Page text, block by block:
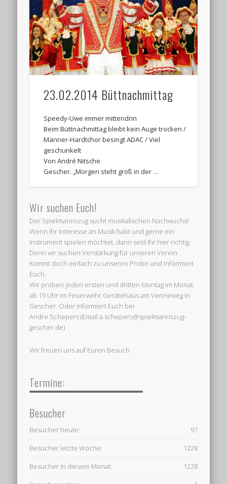
Termine:
23.02.2014 Büttnachmittag
Speedy-Uwe immer mittendrin
Beim Büttnachmittag bleibt kein Auge trocken /
Männer-Hardtchor besingt ADAC / Viel
geschunkelt
Von André Nitsche
Gescher. „Morgen steht groß in der …
Wir suchen Euch!
Der Spielmannszug sucht musikalischen Nachwuchs!
Wenn Ihr Interesse an Musik habt und gerne ein
Instrument spielen möchtet, dann seid Ihr hier richtig.
Denn wir suchen Verstärkung für unseren Verein.
Kommt doch einfach zu unseren Probe und informiert
Euch.
Wir proben jeden ersten und dritten Montag im Monat
ab 19 Uhr im Feuerwehr Gerätehaus am Venneweg in
Gescher. Oder informiert Euch bei
Andre Schepers (Email a.schepers@spielmannszug-
gescher.de)
Wir freuen uns auf Euren Besuch
Termine:
Besucher
97
Besucher heute:
1228
Besucher letzte Woche:
1228
Besucher in diesem Monat: